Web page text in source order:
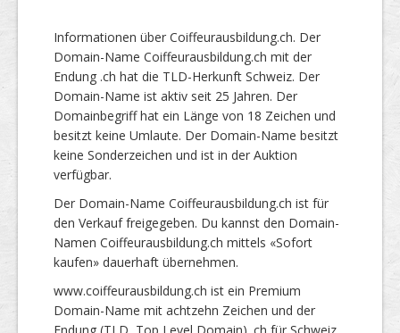
Informationen über Coiffeurausbildung.ch. Der
Domain-Name Coiffeurausbildung.ch mit der
Endung .ch hat die TLD-Herkunft Schweiz. Der
Domain-Name ist aktiv seit 25 Jahren. Der
Domainbegriff hat ein Länge von 18 Zeichen und
besitzt keine Umlaute. Der Domain-Name besitzt
keine Sonderzeichen und ist in der Auktion
verfügbar.
Der Domain-Name Coiffeurausbildung.ch ist für
den Verkauf freigegeben. Du kannst den Domain-
Namen Coiffeurausbildung.ch mittels «Sofort
kaufen» dauerhaft übernehmen.
www.coiffeurausbildung.ch ist ein Premium
Domain-Name mit achtzehn Zeichen und der
Endung (TLD, Top Level Domain) .ch für Schweiz.